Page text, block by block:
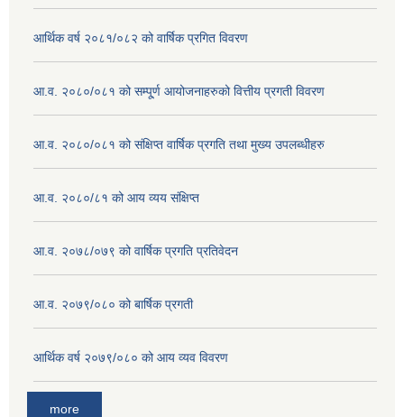
आर्थिक वर्ष २०८१/०८२ को वार्षिक प्रगित विवरण
आ.व. २०८०/०८१ को सम्पू्र्ण आयोजनाहरुको वित्तीय प्रगती विवरण
आ.व. २०८०/०८१ को संक्षिप्त वार्षिक प्रगति तथा मुख्य उपलब्धीहरु
आ.व. २०८०/८१ को आय व्यय संक्षिप्त
आ.व. २०७८/०७९ को वार्षिक प्रगति प्रतिवेदन
आ.व. २०७९/०८० को बार्षिक प्रगती
आर्थिक वर्ष २०७९/०८० को आय व्यव विवरण
more